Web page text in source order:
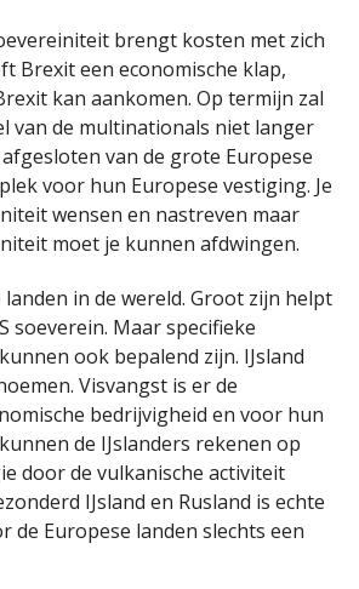
brengt kosten met zich
Brexit een economische klap,
kan aankomen. Op termijn zal
van de multinationals niet langer
van de grote Europese
voor hun Europese vestiging. Je
wensen en nastreven maar
moet je kunnen afdwingen.
in de wereld. Groot zijn helpt
soeverein. Maar specifieke
ook bepalend zijn. IJsland
Visvangst is er de
bedrijvigheid en voor hun
de IJslanders rekenen op
door de vulkanische activiteit
IJsland en Rusland is echte
de Europese landen slechts een